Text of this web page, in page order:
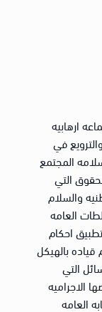
ارهابيه
في
المجتمع
التي
والسلام
العامه
احكام
قياده بالهيكل
التي
الاجراميه
العامه